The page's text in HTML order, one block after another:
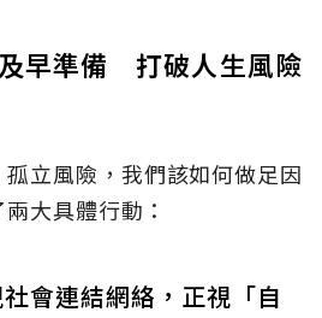
早準備 打破人生風險
立風險，我們該如何做足因
大具體行動：
會連結網絡，正視「自